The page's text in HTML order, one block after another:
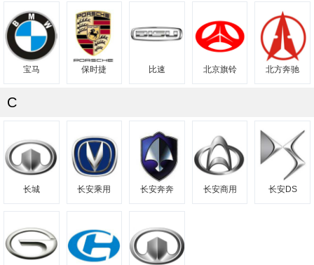
宝马 保时捷 比速 北京旗铃 北方奔驰
C
长城 长安乘用 长安奔奔 长安商用 长安DS